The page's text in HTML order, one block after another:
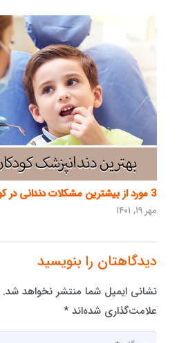
3 مورد از بیشترین مشکلات دندانی در کودکان
مهر ۱۹, ۱۴۰۱
دیدگاهتان را بنویسید
نشانی ایمیل شما منتشر نخواهد شد.
علامت‌گذاری شده‌اند *